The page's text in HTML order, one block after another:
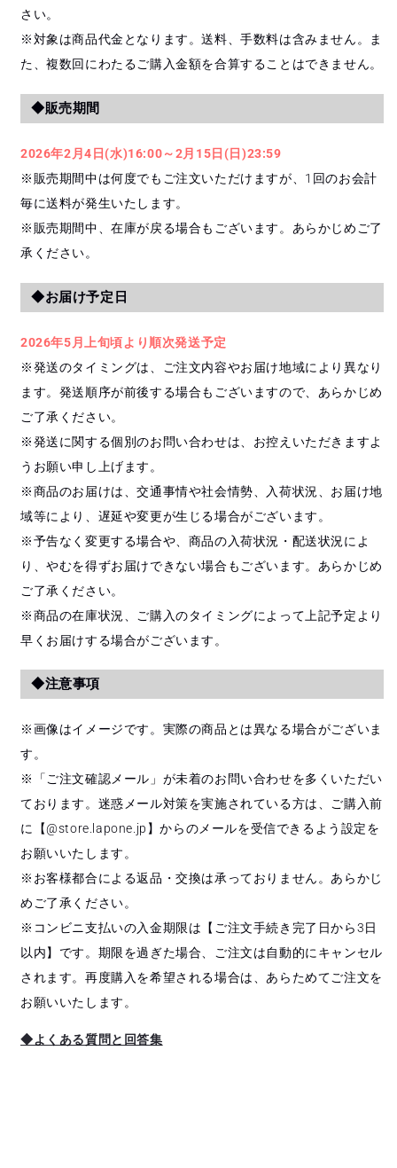
さい。
※対象は商品代金となります。送料、手数料は含みません。ま
た、複数回にわたるご購入金額を合算することはできません。
◆販売期間
2026年2月4日(水)16:00～2月15日(日)23:59
※販売期間中は何度でもご注文いただけますが、1回のお会計
毎に送料が発生いたします。
※販売期間中、在庫が戻る場合もございます。あらかじめご了
承ください。
◆お届け予定日
2026年5月上旬頃より順次発送予定
※発送のタイミングは、ご注文内容やお届け地域により異なり
ます。発送順序が前後する場合もございますので、あらかじめ
ご了承ください。
※発送に関する個別のお問い合わせは、お控えいただきますよ
うお願い申し上げます。
※商品のお届けは、交通事情や社会情勢、入荷状況、お届け地
域等により、遅延や変更が生じる場合がございます。
※予告なく変更する場合や、商品の入荷状況・配送状況によ
り、やむを得ずお届けできない場合もございます。あらかじめ
ご了承ください。
※商品の在庫状況、ご購入のタイミングによって上記予定より
早くお届けする場合がございます。
◆注意事項
※画像はイメージです。実際の商品とは異なる場合がございま
す。
※「ご注文確認メール」が未着のお問い合わせを多くいただい
ております。迷惑メール対策を実施されている方は、ご購入前
に【@store.lapone.jp】からのメールを受信できるよう設定を
お願いいたします。
※お客様都合による返品・交換は承っておりません。あらかじ
めご了承ください。
※コンビニ支払いの入金期限は【ご注文手続き完了日から3日
以内】です。期限を過ぎた場合、ご注文は自動的にキャンセル
されます。再度購入を希望される場合は、あらためてご注文を
お願いいたします。
◆よくある質問と回答集